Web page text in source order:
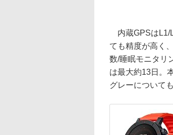
内蔵GPSはL1/
ても精度が高く
数/睡眠モニタリ
は最大約13日。
グレーについて